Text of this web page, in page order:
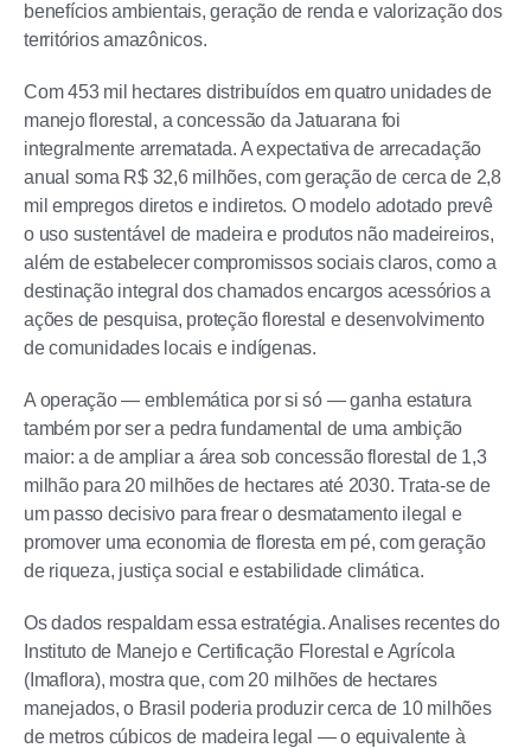
benefícios ambientais, geração de renda e valorização dos
territórios amazônicos.
Com 453 mil hectares distribuídos em quatro unidades de
manejo florestal, a concessão da Jatuarana foi
integralmente arrematada. A expectativa de arrecadação
anual soma R$ 32,6 milhões, com geração de cerca de 2,8
mil empregos diretos e indiretos. O modelo adotado prevê
o uso sustentável de madeira e produtos não madeireiros,
além de estabelecer compromissos sociais claros, como a
destinação integral dos chamados encargos acessórios a
ações de pesquisa, proteção florestal e desenvolvimento
de comunidades locais e indígenas.
A operação — emblemática por si só — ganha estatura
também por ser a pedra fundamental de uma ambição
maior: a de ampliar a área sob concessão florestal de 1,3
milhão para 20 milhões de hectares até 2030. Trata-se de
um passo decisivo para frear o desmatamento ilegal e
promover uma economia de floresta em pé, com geração
de riqueza, justiça social e estabilidade climática.
Os dados respaldam essa estratégia. Analises recentes do
Instituto de Manejo e Certificação Florestal e Agrícola
(Imaflora), mostra que, com 20 milhões de hectares
manejados, o Brasil poderia produzir cerca de 10 milhões
de metros cúbicos de madeira legal — o equivalente à